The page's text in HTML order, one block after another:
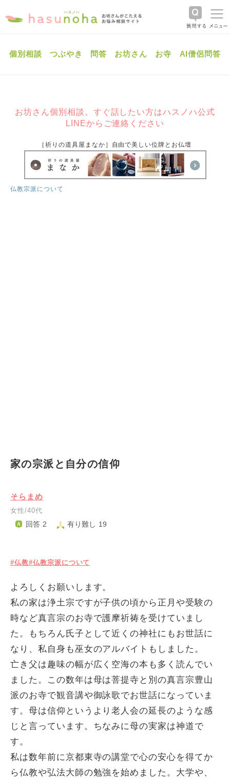
個別相談 つぶやき 問答 お坊さん お寺 AI僧侶問答
お坊さん個別相談。すぐ話したい方はハスノハ公式
LINEからご連絡ください
［祈りの道具屋まなか］自由で美しい位牌とお仏壇
仏教宗派について
家の宗派と自分の信仰
そらまめ
女性/40代
回答 2 有り難し 19
#仏教#仏教宗派について
よろしくお願いします。
私の家は浄土宗ですが子供の頃から正月や受験の
時など真言宗のお寺で護摩祈祷を受けていまし
た。もちろん氏子として近くの神社にもお世話に
なり、私自身も巫女のアルバイトもしました。
亡き父は趣味の幅が広く空海の本も多く読んでい
ました。この数年は母は菩提寺と別の真言宗豊山
派のお寺で観音講や御詠歌でお世話になっていま
す。母は信仰というより老人会の延長のような感
じと言っています。ちなみに母の実家は神道で
す。
私は数年前に京都東寺の講堂で心の安心を得てか
ら仏教や弘法大師の勉強を始めました。大学や、